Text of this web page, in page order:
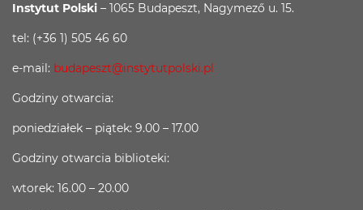
Instytut Polski – 1065 Budapeszt, Nagymező u. 15.
tel: (+36 1) 505 46 60
e-mail: budapeszt@instytutpolski.pl
Godziny otwarcia:
poniedziałek – piątek: 9.00 – 17.00
Godziny otwarcia biblioteki:
wtorek: 16.00 – 20.00